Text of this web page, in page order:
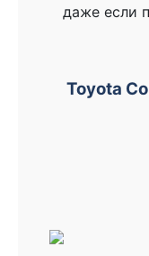
даже если
Toyota